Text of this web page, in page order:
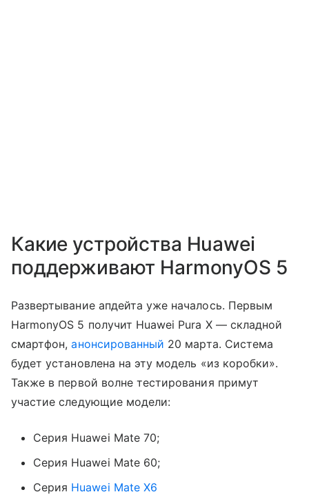
Какие устройства Huawei
поддерживают HarmonyOS 5
Развертывание апдейта уже началось. Первым
HarmonyOS 5 получит Huawei Pura X — складной
смартфон,анонсированный 20 марта. Система
будет установлена на эту модель «из коробки».
Также в первой волне тестирования примут
участие следующие модели:
Серия Huawei Mate 70;
Серия Huawei Mate 60;
Серия Huawei Mate X6